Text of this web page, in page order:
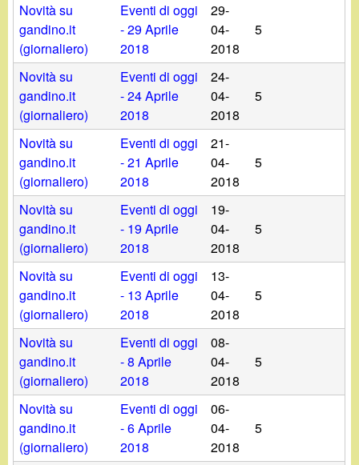
Novità su
gandino.it
(giornaliero)
Eventi di oggi
- 29 Aprile
2018
29-
04-
2018
5
Novità su
gandino.it
(giornaliero)
Eventi di oggi
- 24 Aprile
2018
24-
04-
2018
5
Novità su
gandino.it
(giornaliero)
Eventi di oggi
- 21 Aprile
2018
21-
04-
2018
5
Novità su
gandino.it
(giornaliero)
Eventi di oggi
- 19 Aprile
2018
19-
04-
2018
5
Novità su
gandino.it
(giornaliero)
Eventi di oggi
- 13 Aprile
2018
13-
04-
2018
5
Novità su
gandino.it
(giornaliero)
Eventi di oggi
- 8 Aprile
2018
08-
04-
2018
5
Novità su
gandino.it
(giornaliero)
Eventi di oggi
- 6 Aprile
2018
06-
04-
2018
5